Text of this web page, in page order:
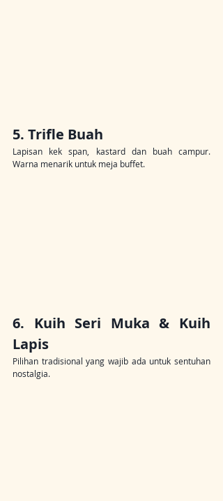
5. Trifle Buah
Lapisan kek span, kastard dan buah campur.
Warna menarik untuk meja buffet.
6. Kuih Seri Muka & Kuih
Lapis
Pilihan tradisional yang wajib ada untuk sentuhan
nostalgia.